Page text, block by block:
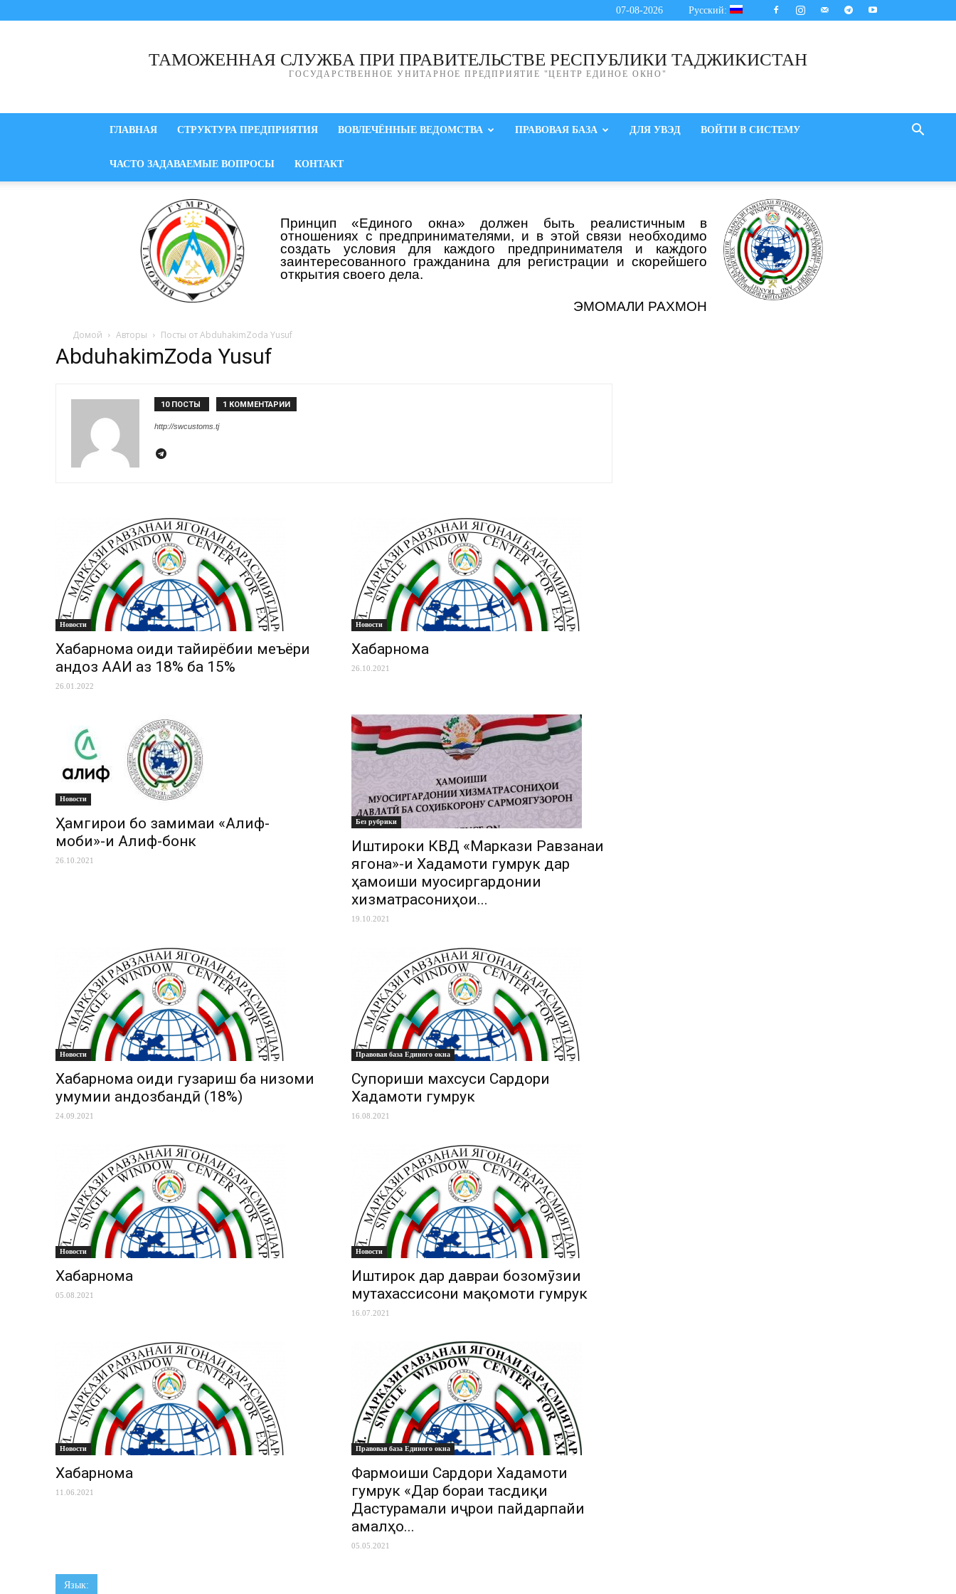
07-08-2026 Русский:
ТАМОЖЕННАЯ СЛУЖБА ПРИ ПРАВИТЕЛЬСТВЕ РЕСПУБЛИКИ ТАДЖИКИСТАН
ГОСУДАРСТВЕННОЕ УНИТАРНОЕ ПРЕДПРИЯТИЕ "ЦЕНТР ЕДИНОЕ ОКНО"
ГЛАВНАЯ СТРУКТУРА ПРЕДПРИЯТИЯ ВОВЛЕЧЁННЫЕ ВЕДОМСТВА ПРАВОВАЯ БАЗА ДЛЯ УВЭД ВОЙТИ В СИСТЕМУ
ЧАСТО ЗАДАВАЕМЫЕ ВОПРОСЫ КОНТАКТ
Принцип «Единого окна» должен быть реалистичным в
отношениях с предпринимателями, и в этой связи необходимо
создать условия для каждого предпринимателя и каждого
заинтересованного гражданина для регистрации и скорейшего
открытия своего дела.
ЭМОМАЛИ РАХМОН
Домой Авторы Посты от AbduhakimZoda Yusuf
AbduhakimZoda Yusuf
10 ПОСТЫ 1 КОММЕНТАРИИ
http://swcustoms.tj
Новости
Хабарнома оиди тағйирёбии меъёри
андоз ААИ аз 18% ба 15%
26.01.2022
Новости
Хабарнома
26.10.2021
Новости
Ҳамгирои бо замимаи «Алиф-
моби»-и Алиф-бонк
26.10.2021
Без рубрики
Иштироки КВД «Маркази Равзанаи
ягона»-и Хадамоти гумрук дар
ҳамоиши муосиргардонии
хизматрасониҳои...
19.10.2021
Новости
Хабарнома оиди гузариш ба низоми
умумии андозбандӣ (18%)
24.09.2021
Правовая база Единого окна
Супориши махсуси Сардори
Хадамоти гумрук
16.08.2021
Новости
Хабарнома
05.08.2021
Новости
Иштирок дар давраи бозомӯзии
мутахассисони мақомоти гумрук
16.07.2021
Новости
Хабарнома
11.06.2021
Правовая база Единого окна
Фармоиши Сардори Хадамоти
гумрук «Дар бораи тасдиқи
Дастурамали иҷрои пайдарпайи
амалҳо...
05.05.2021
Язык: